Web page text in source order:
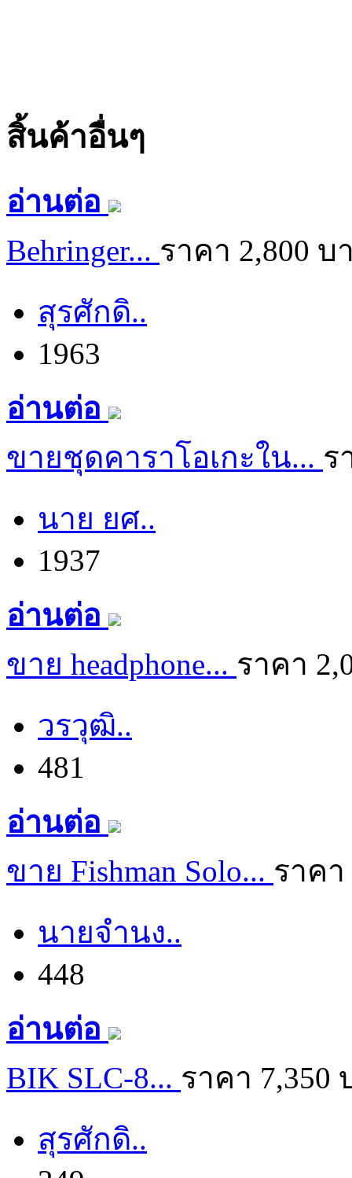
สิ้นค้าอื่นๆ
อ่านต่อ
Behringer... ราคา 2,800 บ
สุรศักดิ..
1963
อ่านต่อ
ขายชุดคาราโอเกะใน... ร
นาย ยศ..
1937
อ่านต่อ
ขาย headphone... ราคา
วรวุฒิ..
481
อ่านต่อ
ขาย Fishman Solo... ราคา
นายจำนง..
448
อ่านต่อ
BIK SLC-8... ราคา 7,350
สุรศักดิ..